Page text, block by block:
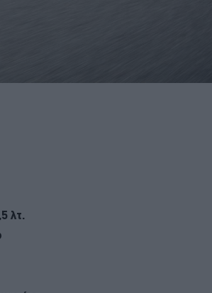
λτ.